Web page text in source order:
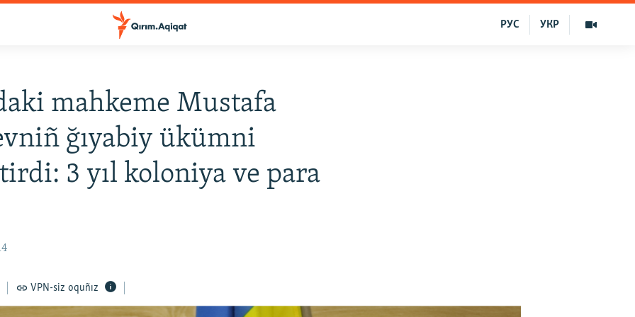
УКР
РУС
mahkeme Mustafa
ğıyabiy ükümni
3 yıl koloniya ve para
VPN-siz oquñız